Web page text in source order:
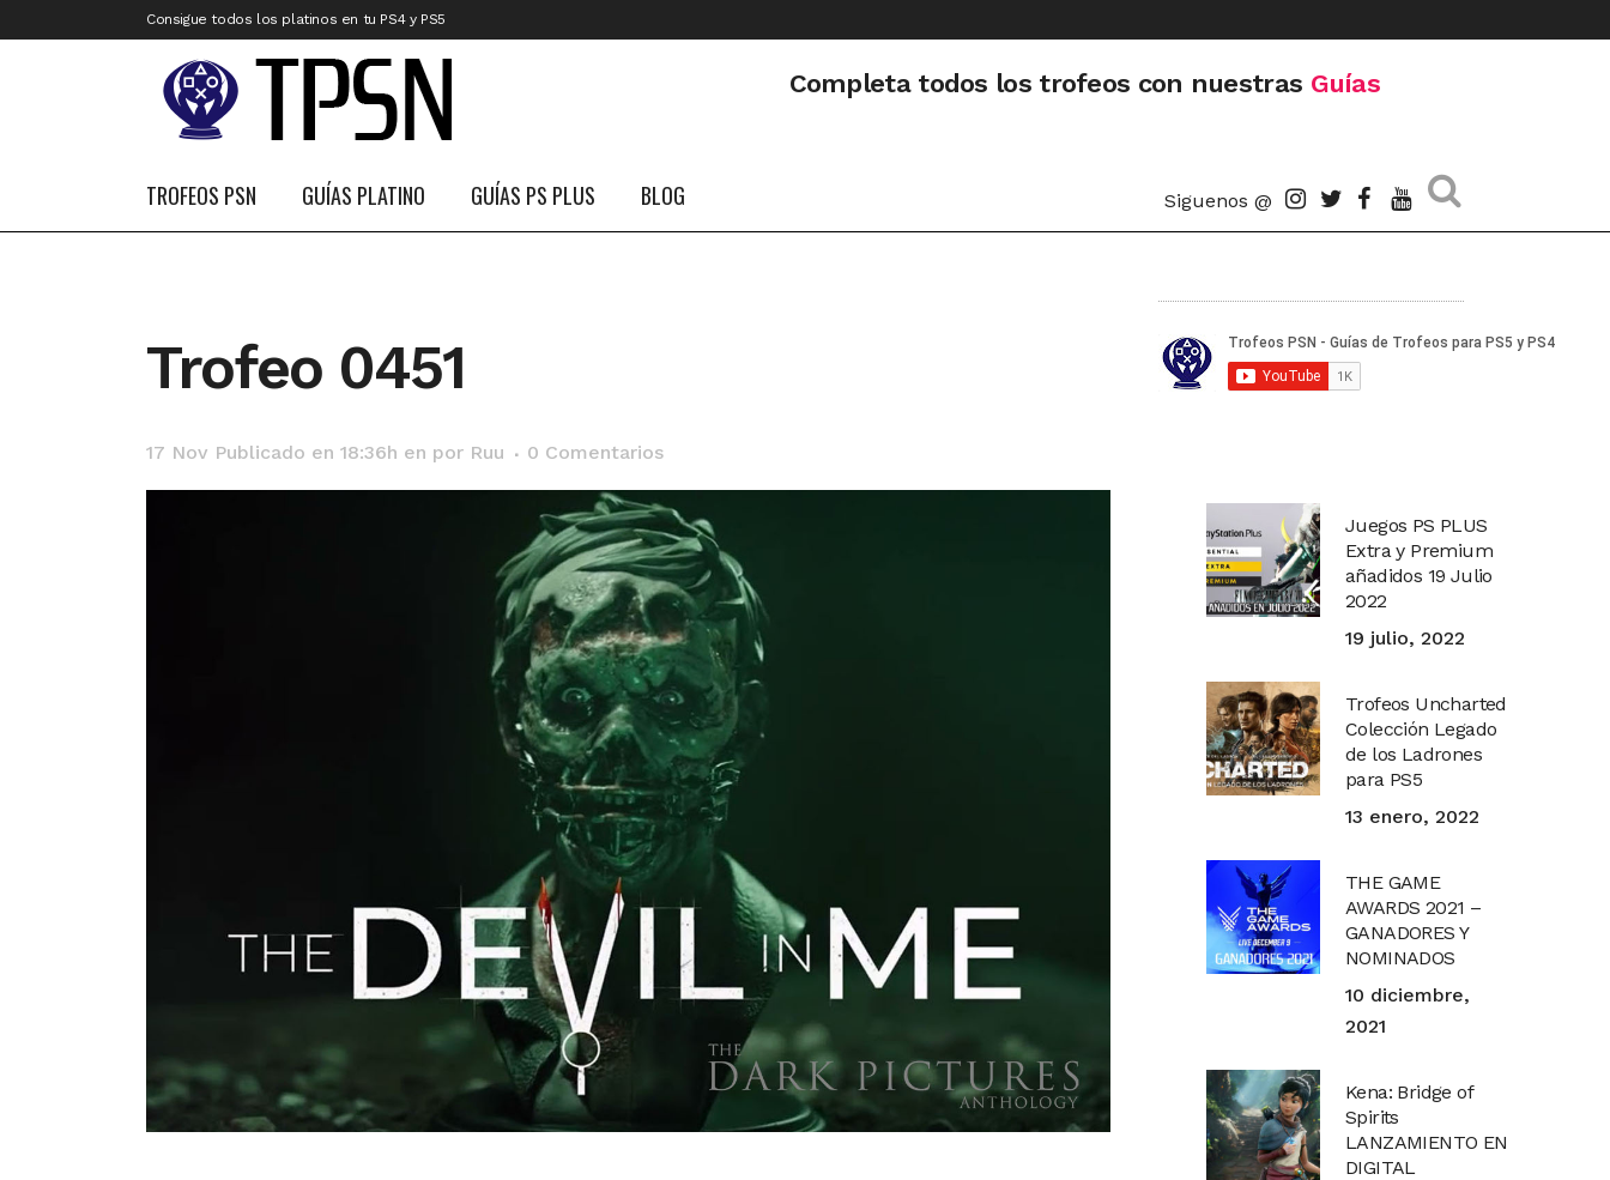
Consigue todos los platinos en tu PS4 y PS5
Completa todos los trofeos con nuestras Guías
TROFEOS PSN GUÍAS PLATINO GUÍAS PS PLUS BLOG Siguenos @
Trofeo 0451
17 Nov Publicado en 18:36h en por Ruu 0 Comentarios
Juegos PS PLUS
Extra y Premium
añadidos 19 Julio
2022
19 julio, 2022
Trofeos Uncharted
Colección Legado
de los Ladrones
para PS5
13 enero, 2022
THE GAME
AWARDS 2021 –
GANADORES Y
NOMINADOS
10 diciembre,
2021
Kena: Bridge of
Spirits
LANZAMIENTO EN
DIGITAL